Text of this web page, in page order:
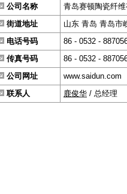
公司名称
青岛赛顿陶瓷纤
街道地址
山东 青岛 青岛市
电话号码
86 - 0532 -
传真号码
86 - 0532 -
公司网址
www.saidun.com
联系人
鹿俊华 / 总经理